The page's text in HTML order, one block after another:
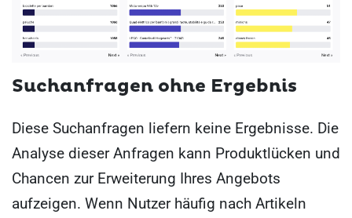
Suchanfragen ohne Ergebnis
Diese Suchanfragen liefern keine Ergebnisse. Die
Analyse dieser Anfragen kann Produktlücken und
Chancen zur Erweiterung Ihres Angebots
aufzeigen. Wenn Nutzer häufig nach Artikeln